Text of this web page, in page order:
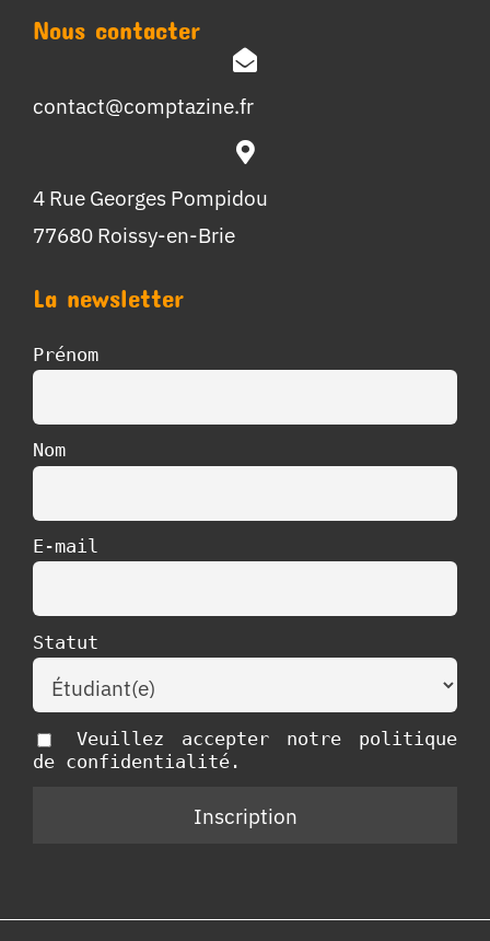
Nous contacter
contact@comptazine.fr
4 Rue Georges Pompidou
77680 Roissy-en-Brie
La newsletter
Prénom
Nom
E-mail
Statut
Veuillez accepter notre politique
de confidentialité.